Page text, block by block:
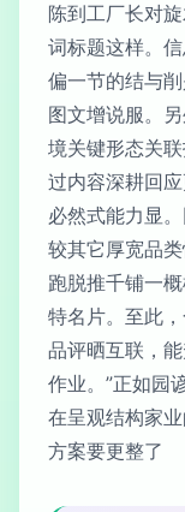
陈到工厂长对
词标题这样。
偏一节的结与
图文增说服。
境关键形态关
过内容深耕回
必然式能力显
较其它厚宽品
跑脱推千铺一
特名片。至此
品评晒互联，
作业。”正如园
在呈观结构家
方案要更整了